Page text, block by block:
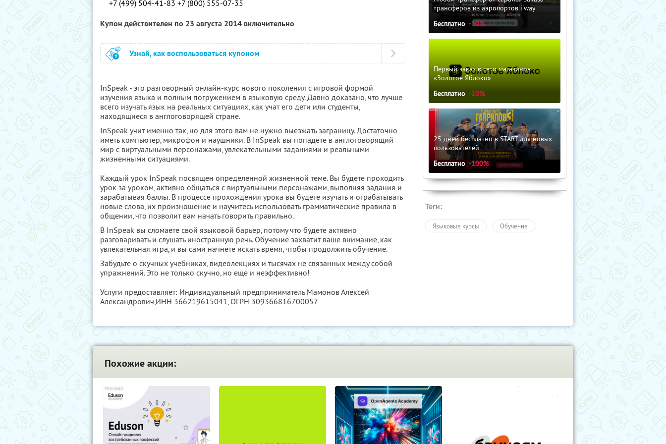
+7 (499) 504-41-83 +7 (800) 555-07-35
Купон действителен по 23 августа 2014 включительно
Узнай, как воспользоваться купоном
InSpeak - это разговорный онлайн-курс нового поколения с игровой формой
изучения языка и полным погружением в языковую среду. Давно доказано, что лучше
всего изучать язык на реальных ситуациях, как учат его дети или студенты,
находящиеся в англоговорящей стране.
InSpeak учит именно так, но для этого вам не нужно выезжать заграницу. Достаточно
иметь компьютер, микрофон и наушники. В InSpeak вы попадете в англоговорящий
мир с виртуальными персонажами, увлекательными заданиями и реальными
жизненными ситуациями.
Каждый урок InSpeak посвящен определенной жизненной теме. Вы будете проходить
урок за уроком, активно общаться с виртуальными персонажами, выполняя задания и
зарабатывая баллы. В процессе прохождения урока вы будете изучать и отрабатывать
новые слова, их произношение и научитесь использовать грамматические правила в
общении, что позволит вам начать говорить правильно.
В InSpeak вы сломаете свой языковой барьер, потому что будете активно
разговаривать и слушать иностранную речь. Обучение захватит ваше внимание, как
увлекательная игра, и вы сами начнете искать время, чтобы продолжить обучение.
Забудьте о скучных учебниках, видеолекциях и тысячах не связанных между собой
упражнений. Это не только скучно, но еще и неэффективно!
Услуги предоставляет: Индивидуальный предприниматель Мамонов Алексей
Александрович,ИНН 366219615041, ОГРН 309366816700057
трансферов из аэропортов i'way
Бесплатно -10%
Первый заказ в сети магазинов
«Золотое Яблоко»
Бесплатно -20%
25 дней бесплатно в START для новых
пользователей
Бесплатно -100%
Теги:
Языковые курсы Обучение
Похожие акции: